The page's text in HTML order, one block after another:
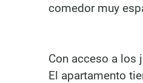
comedor muy
Con acceso a los
El apartamento